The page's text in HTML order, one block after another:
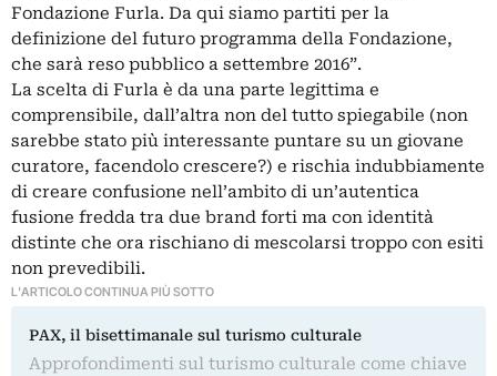
Fondazione Furla. Da qui siamo partiti per la
definizione del futuro programma della Fondazione,
che sarà reso pubblico a settembre 2016”.
La scelta di Furla è da una parte legittima e
comprensibile, dall’altra non del tutto spiegabile (non
sarebbe stato più interessante puntare su un giovane
curatore, facendolo crescere?) e rischia indubbiamente
di creare confusione nell’ambito di un’autentica
fusione fredda tra due brand forti ma con identità
distinte che ora rischiano di mescolarsi troppo con esiti
non prevedibili.
L'ARTICOLO CONTINUA PIÙ SOTTO
PAX, il bisettimanale sul turismo culturale
Approfondimenti sul turismo culturale come chiave